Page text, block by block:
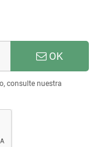
OK
consulte nuestra